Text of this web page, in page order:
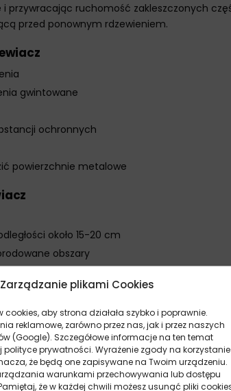
Zarządzanie plikami Cookies
cookies, aby strona działała szybko i poprawnie.
reklamowe, zarówno przez nas, jak i przez naszych
(Google). Szczegółowe informacje na ten temat
polityce prywatności. Wyrażenie zgody na korzystanie
że będą one zapisywane na Twoim urządzeniu.
warunkami przechowywania lub dostępu
że w każdej chwili możesz usunąć pliki
przywracając ruchomość zakleszczonych
przed ponownym rdzewieniem.
gwintowane
ochronnych
powierzchnie metalowe
około 15-20 cm
obszary
aplikację
narzędziami
aby ułatwić penetrację środka
odrdzewiacz
pokojowej.
element przed aplikacją.